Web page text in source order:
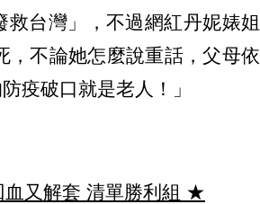
台灣」，不過網紅丹妮婊姐
，不論她怎麼說重話，父母依
疫破口就是老人！」
又解套 清單勝利組 ★